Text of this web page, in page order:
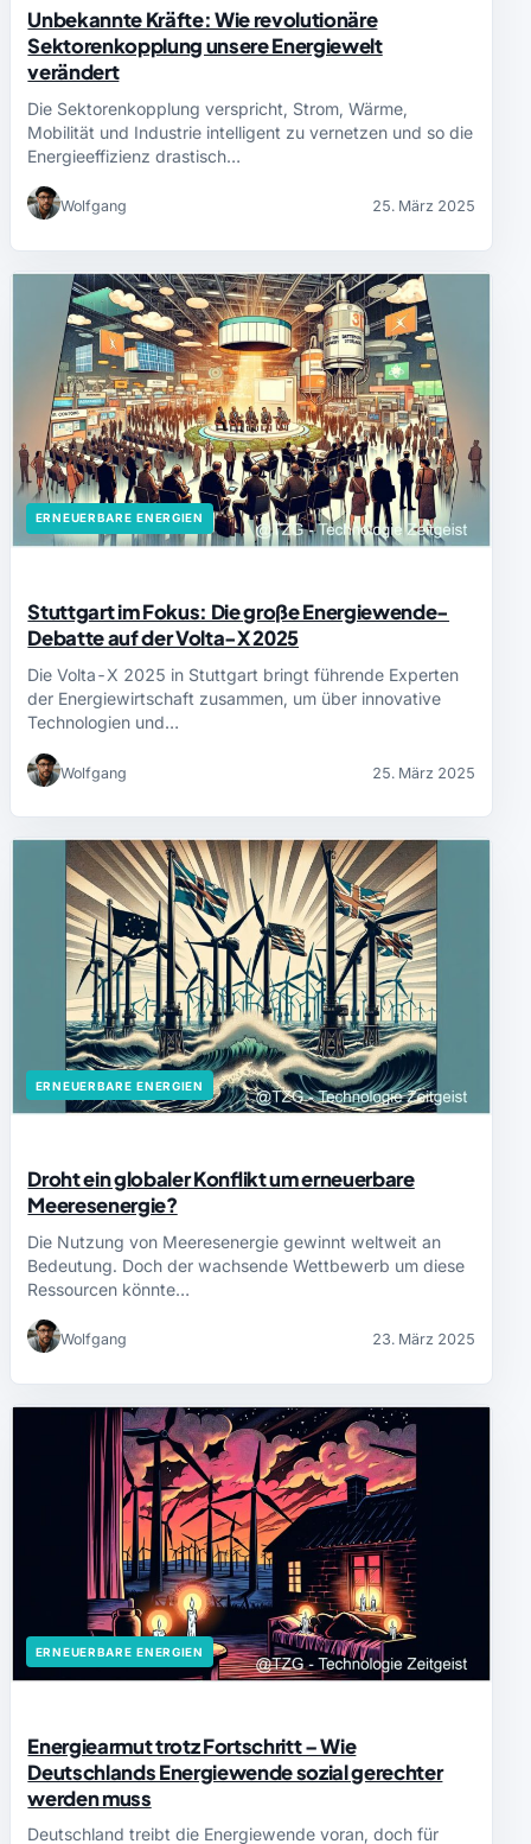
Unbekannte Kräfte: Wie revolutionäre
Sektorenkopplung unsere Energiewelt
verändert
Die Sektorenkopplung verspricht, Strom, Wärme,
Mobilität und Industrie intelligent zu vernetzen und so die
Energieeffizienz drastisch…
Wolfgang 25. März 2025
ERNEUERBARE ENERGIEN
Stuttgart im Fokus: Die große Energiewende-
Debatte auf der Volta-X 2025
Die Volta-X 2025 in Stuttgart bringt führende Experten
der Energiewirtschaft zusammen, um über innovative
Technologien und…
Wolfgang 25. März 2025
ERNEUERBARE ENERGIEN
Droht ein globaler Konflikt um erneuerbare
Meeresenergie?
Die Nutzung von Meeresenergie gewinnt weltweit an
Bedeutung. Doch der wachsende Wettbewerb um diese
Ressourcen könnte…
Wolfgang 23. März 2025
ERNEUERBARE ENERGIEN
Energiearmut trotz Fortschritt – Wie
Deutschlands Energiewende sozial gerechter
werden muss
Deutschland treibt die Energiewende voran, doch für